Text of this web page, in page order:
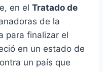
en el Tratado de
de la
para finalizar el
en un estado de
un país que